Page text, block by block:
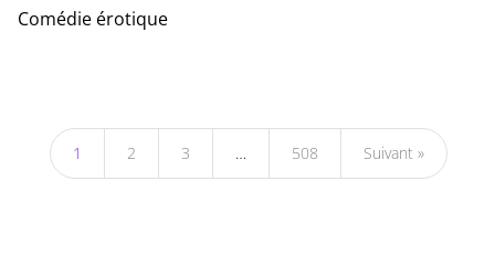
Comédie érotique
1 2 3 … 508 Suivant »